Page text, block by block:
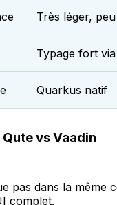
Très léger,
Typage fort via
Quarkus natif
vs Vaadin
pas dans la même
complet.